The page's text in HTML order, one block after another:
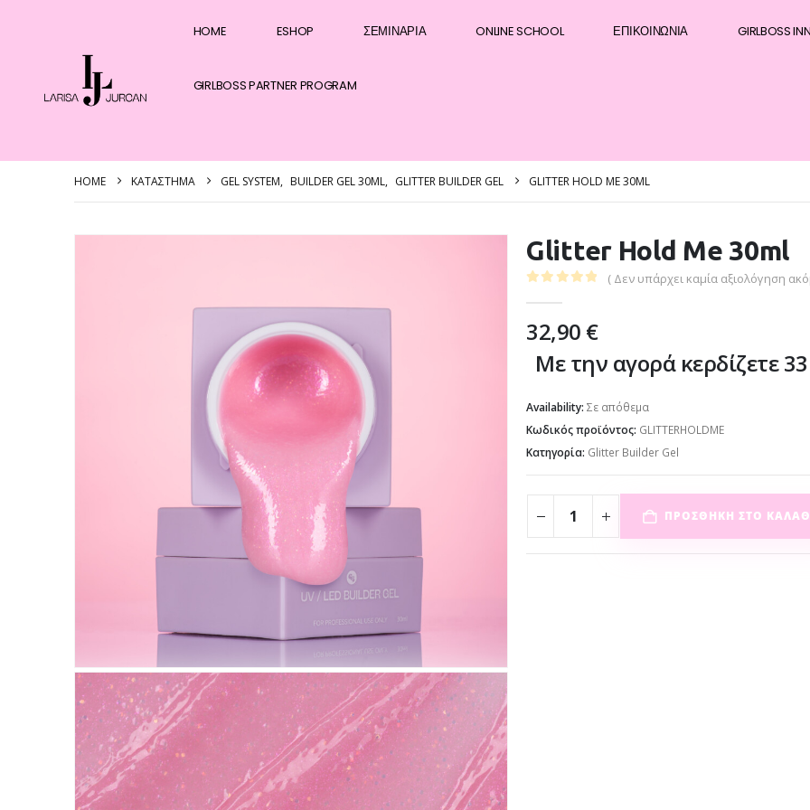
HOME ESHOP ΣΕΜΙΝΆΡΙΑ ONLINE SCHOOL ΕΠΙΚΟΙΝΩΝΊΑ GIRLBOSS
GIRLBOSS PARTNER PROGRAM
HOME ΚΑΤΆΣΤΗΜΑ GEL SYSTEM, BUILDER GEL 30ML, GLITTER BUILDER GEL GLITTER HOLD ME 30ML
Glitter Hold Me 30ml
( Δεν υπάρχει καμία αξιολόγηση
32,90 €
Με την αγορά κερδίζετε
Availability: Σε απόθεμα
Κωδικός προϊόντος: GLITTERHOLDME
Κατηγορία: Glitter Builder Gel
ΠΡΟΣΘΉΚΗ ΣΤΟ